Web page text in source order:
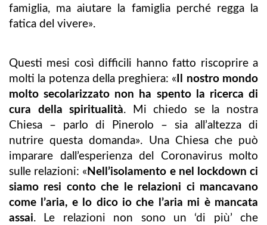
famiglia, ma aiutare la famiglia perché regga la
fatica del vivere».
Questi mesi così difficili hanno fatto riscoprire a
molti la potenza della preghiera: « Il nostro mondo
molto secolarizzato non ha spento la ricerca di
cura della spiritualità. Mi chiedo se la nostra
Chiesa – parlo di Pinerolo – sia all’altezza di
nutrire questa domanda». Una Chiesa che può
imparare dall’esperienza del Coronavirus molto
sulle relazioni: « Nell’isolamento e nel lockdown ci
siamo resi conto che le relazioni ci mancavano
come l’aria, e lo dico io che l’aria mi è mancata
assai. Le relazioni non sono un ‘di più’ che